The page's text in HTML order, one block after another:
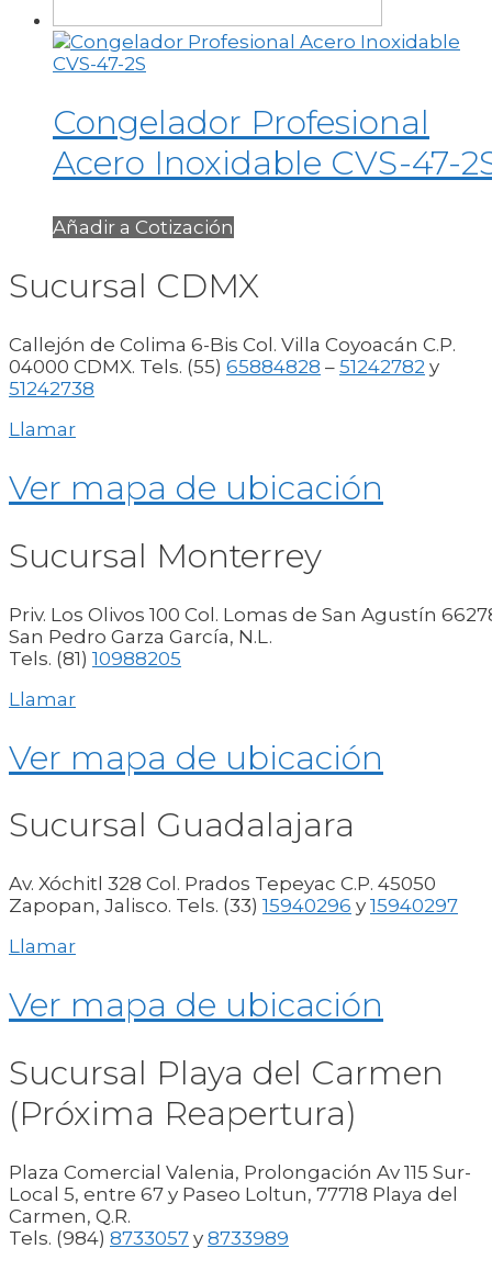
Congelador Profesional
Acero Inoxidable CVS-47-
Añadir a Cotización
Sucursal CDMX
Callejón de Colima 6-Bis Col. Villa Coyoacán C.P.
04000 CDMX. Tels. (55) 65884828 – 51242782 y
51242738
Llamar
Ver mapa de ubicación
Sucursal Monterrey
Priv. Los Olivos 100 Col. Lomas de San Agustín
San Pedro Garza García, N.L.
Tels. (81) 10988205
Llamar
Ver mapa de ubicación
Sucursal Guadalajara
Av. Xóchitl 328 Col. Prados Tepeyac C.P. 45050
Zapopan, Jalisco. Tels. (33) 15940296 y 15940297
Llamar
Ver mapa de ubicación
Sucursal Playa del Carmen
(Próxima Reapertura)
Plaza Comercial Valenia, Prolongación Av 115 Sur-
Local 5, entre 67 y Paseo Loltun, 77718 Playa del
Carmen, Q.R.
Tels. (984) 8733057 y 8733989